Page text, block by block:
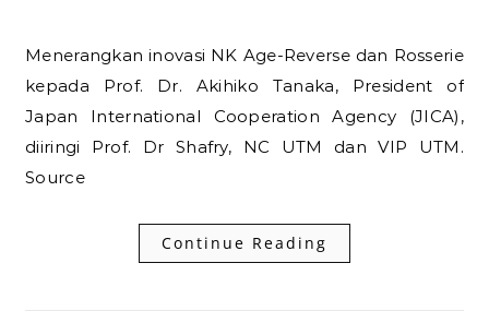
Menerangkan inovasi NK Age-Reverse dan Rosserie
kepada Prof. Dr. Akihiko Tanaka, President of
Japan International Cooperation Agency (JICA),
diiringi Prof. Dr Shafry, NC UTM dan VIP UTM.
Source
Continue Reading